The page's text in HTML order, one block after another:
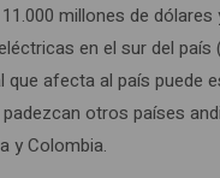
millones de dólares
en el sur del país
que afecta al país puede
otros países
y Colombia.